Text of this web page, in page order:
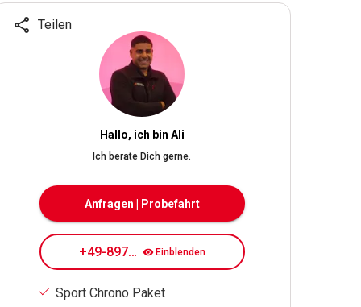
Teilen
Hallo, ich bin Ali
Ich berate Dich gerne.
Anfragen | Probefahrt
+49-89708084182 Einblenden
Sport Chrono Paket